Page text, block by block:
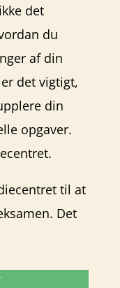
det
du
af din
det vigtigt,
din
opgaver.
til at
Det